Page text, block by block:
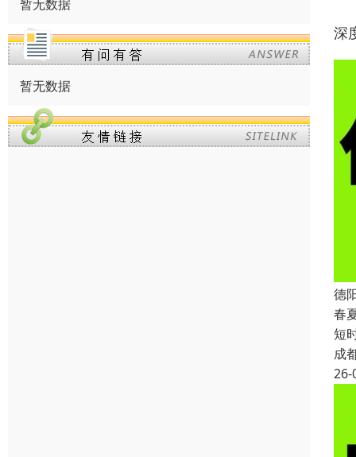
暂无数据
暂无数据
深
德
春
短
成
26-